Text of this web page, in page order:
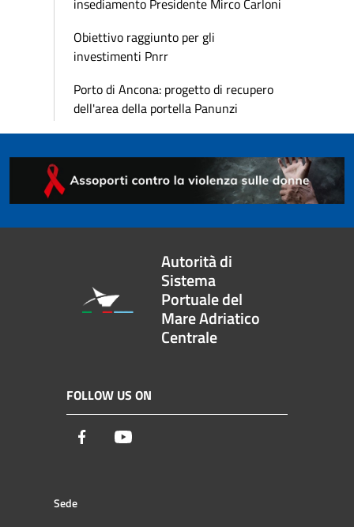
Obiettivo raggiunto per gli
investimenti Pnrr
Porto di Ancona: progetto di recupero
dell'area della portella Panunzi
Autorità di
Sistema
Portuale del
Mare Adriatico
Centrale
FOLLOW US ON
Facebook
Sede